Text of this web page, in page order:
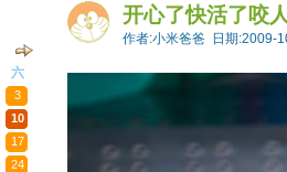
开心了快活了咬
作者:小米爸爸 日期:2009-
六
3
10
17
24